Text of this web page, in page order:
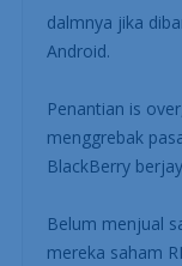
dalmnya jika
Android.
Penantian is
menggrebak
BlackBerry
Belum menjual
mereka saham